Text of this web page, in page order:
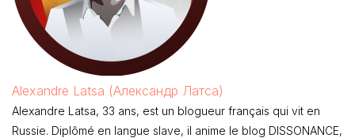
Alexandre Latsa (Александр Латса)
Alexandre Latsa, 33 ans, est un blogueur français qui vit en
Russie. Diplômé en langue slave, il anime le blog DISSONANCE,